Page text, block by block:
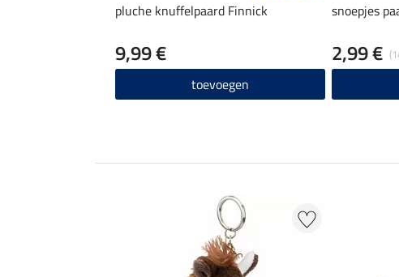
pluche knuffelpaard Finnick
9,99 €
toevoegen
snoepjes
2,99 €